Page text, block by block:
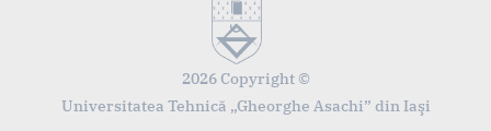
2026 Copyright ©
Universitatea Tehnică „Gheorghe Asachi” din Iaşi